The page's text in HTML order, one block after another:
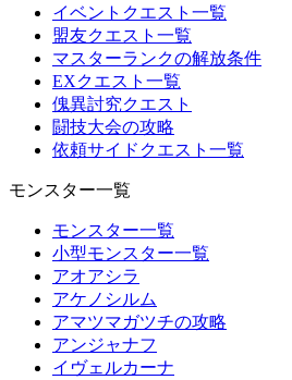
イベントクエスト一覧
盟友クエスト一覧
マスターランクの解放条件
EXクエスト一覧
傀異討究クエスト
闘技大会の攻略
依頼サイドクエスト一覧
モンスター一覧
モンスター一覧
小型モンスター一覧
アオアシラ
アケノシルム
アマツマガツチの攻略
アンジャナフ
イヴェルカーナ